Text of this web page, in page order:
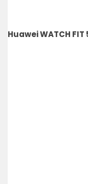
Huawei WATCH FIT